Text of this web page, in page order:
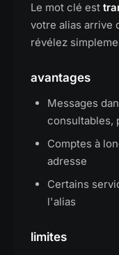
Le mot clé est
votre alias arrive
révélez
avantages
Messages
consultables,
Comptes à
adresse
Certains
l'alias
limites